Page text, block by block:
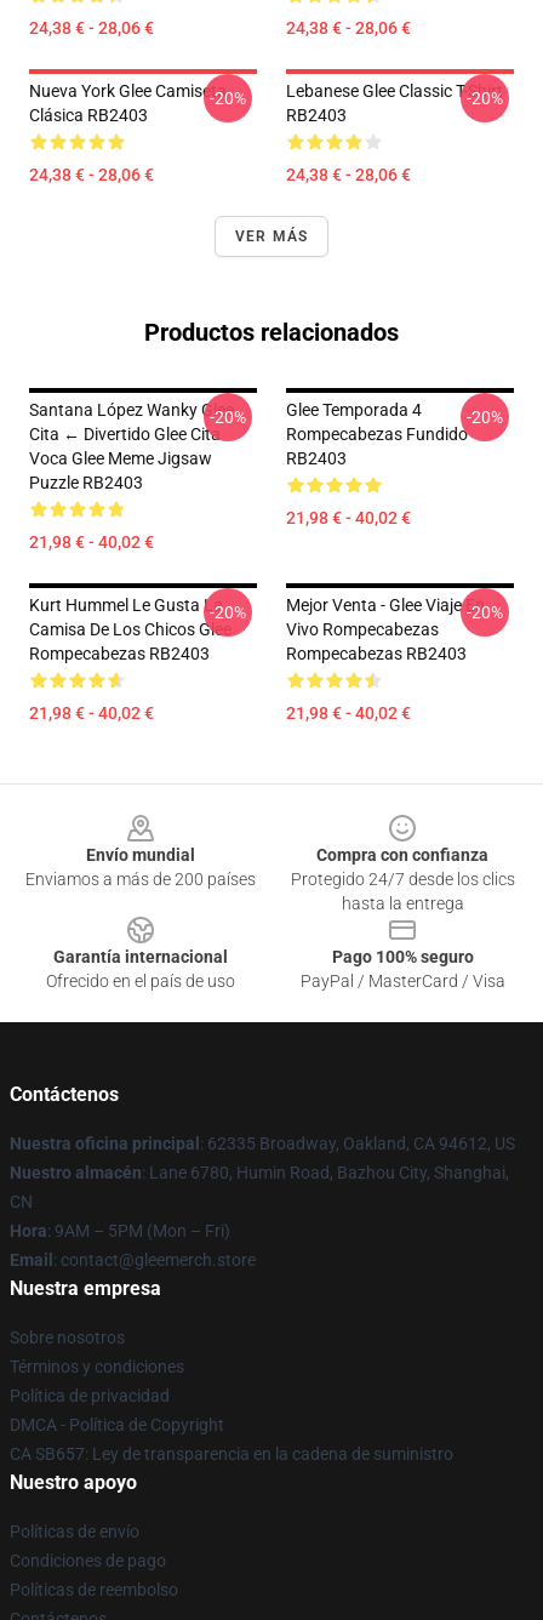
24,38 € - 28,06 € 24,38 € - 28,06 €
Nueva York Glee Camiseta
Clásica RB2403
24,38 € - 28,06 €
-20%
Lebanese Glee Classic T-Shirt
RB2403
24,38 € - 28,06 €
-20%
VER MÁS
Productos relacionados
Santana López Wanky Glee
Cita ← Divertido Glee Cita
Voca Glee Meme Jigsaw
Puzzle RB2403
21,98 € - 40,02 €
-20%
Glee Temporada 4
Rompecabezas Fundido
RB2403
21,98 € - 40,02 €
-20%
Kurt Hummel Le Gusta La
Camisa De Los Chicos Glee
Rompecabezas RB2403
21,98 € - 40,02 €
-20%
Mejor Venta - Glee Viaje En
Vivo Rompecabezas
Rompecabezas RB2403
21,98 € - 40,02 €
-20%
Envío mundial
Enviamos a más de 200 países
Compra con confianza
Protegido 24/7 desde los clics
hasta la entrega
Garantía internacional
Ofrecido en el país de uso
Pago 100% seguro
PayPal / MasterCard / Visa
Contáctenos
Nuestra oficina principal : 62335 Broadway, Oakland, CA 94612, US
Nuestro almacén: Lane 6780, Humin Road, Bazhou City, Shanghai,
CN
Hora: 9AM – 5PM (Mon – Fri)
Email : contact@gleemerch.store
Nuestra empresa
Sobre nosotros
Términos y condiciones
Política de privacidad
DMCA - Política de Copyright
CA SB657: Ley de transparencia en la cadena de suministro
Nuestro apoyo
Políticas de envío
Condiciones de pago
Políticas de reembolso